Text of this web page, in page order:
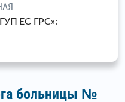
ЕС ГРС»:
больницы №